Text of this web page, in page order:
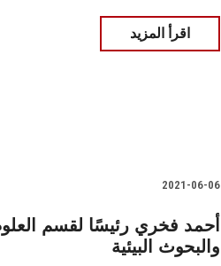
اقرأ المزيد
2021-06-06
أحمد فخري رئيسًا لقسم العلوم
والبحوث البيئية